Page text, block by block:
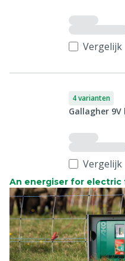
Vergelijk
4 varianten
Gallagher
Vergelijk
An energiser for electric